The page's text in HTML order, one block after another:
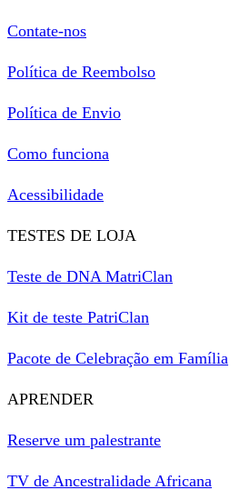
Contate-nos
Política de Reembolso
Política de Envio
Como funciona
Acessibilidade
TESTES DE LOJA
Teste de DNA MatriClan
Kit de teste PatriClan
Pacote de Celebração em Família
APRENDER
Reserve um palestrante
TV de Ancestralidade Africana